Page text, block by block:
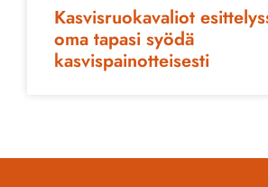
Kasvisruokavaliot
oma tapasi syödä
kasvispainotteisesti